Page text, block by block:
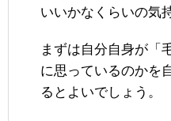
いいかなくらいの気
まずは自分自身が「
に思っているのかを
るとよいでしょう。